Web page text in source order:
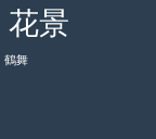
花景
鶴舞